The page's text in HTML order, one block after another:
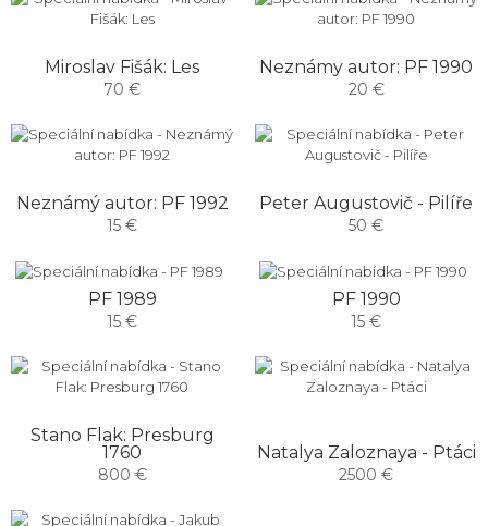
Miroslav Fišák: Les
70 €
Neznámy autor: PF 1990
20 €
Neznámý autor: PF 1992
15 €
Peter Augustovič - Pilíře
50 €
PF 1989
15 €
PF 1990
15 €
Stano Flak: Presburg
1760
800 €
Natalya Zaloznaya - Ptáci
2500 €